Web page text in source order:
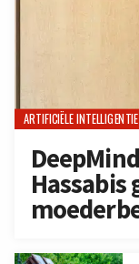
ARTIFICIËLE INTELLIGENTIE
Hassabis